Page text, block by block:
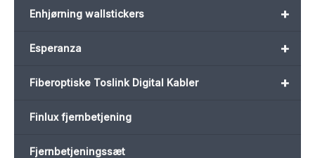
+
Enhjørning wallstickers
+
Esperanza
+
Fiberoptiske Toslink Digital Kabler
Finlux fjernbetjening
Fjernbetjeningssæt